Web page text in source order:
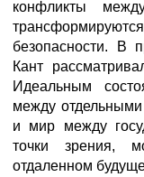
конфликты
безопасности. В
Кант
Идеальным
между
и мир между
точки зрения,
отдаленном